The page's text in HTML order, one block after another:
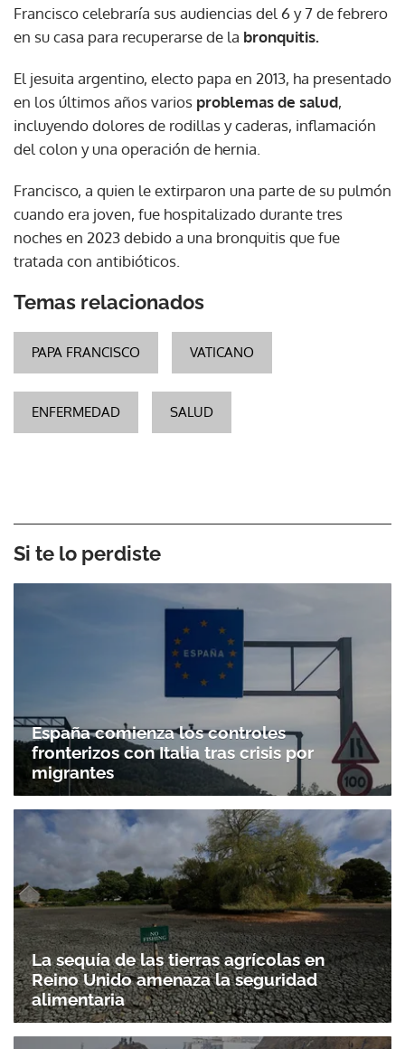
Francisco celebraría sus audiencias del 6 y 7 de febrero
en su casa para recuperarse de la bronquitis.
El jesuita argentino, electo papa en 2013, ha presentado
en los últimos años varios problemas de salud,
incluyendo dolores de rodillas y caderas, inflamación
del colon y una operación de hernia.
Francisco, a quien le extirparon una parte de su pulmón
cuando era joven, fue hospitalizado durante tres
noches en 2023 debido a una bronquitis que fue
tratada con antibióticos.
Temas relacionados
PAPA FRANCISCO VATICANO
ENFERMEDAD SALUD
Si te lo perdiste
España comienza los controles
fronterizos con Italia tras crisis por
migrantes
La sequía de las tierras agrícolas en
Reino Unido amenaza la seguridad
alimentaria